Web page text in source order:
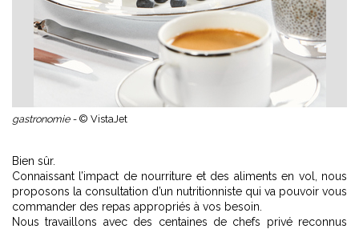
gastronomie - © VistaJet
Bien sûr.
Connaissant l’impact de nourriture et des aliments en vol, nous
proposons la consultation d’un nutritionniste qui va pouvoir vous
commander des repas appropriés à vos besoin.
Nous travaillons avec des centaines de chefs privé reconnus